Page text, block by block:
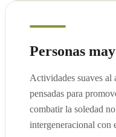
Personas
Actividades suaves al
pensadas para
combatir la soledad
intergeneracional con